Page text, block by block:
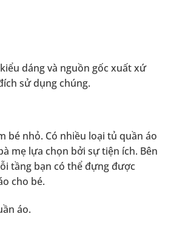
dáng và nguồn gốc xuất xứ
sử dụng chúng.
bé nhỏ. Có nhiều loại tủ quần áo
mẹ lựa chọn bởi sự tiện ích. Bên
tầng bạn có thể đựng được
cho bé.
áo.